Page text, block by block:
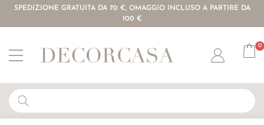
SPEDIZIONE GRATUITA DA 70 €, OMAGGIO INCLUSO A PARTIRE DA
100 €
Account
0